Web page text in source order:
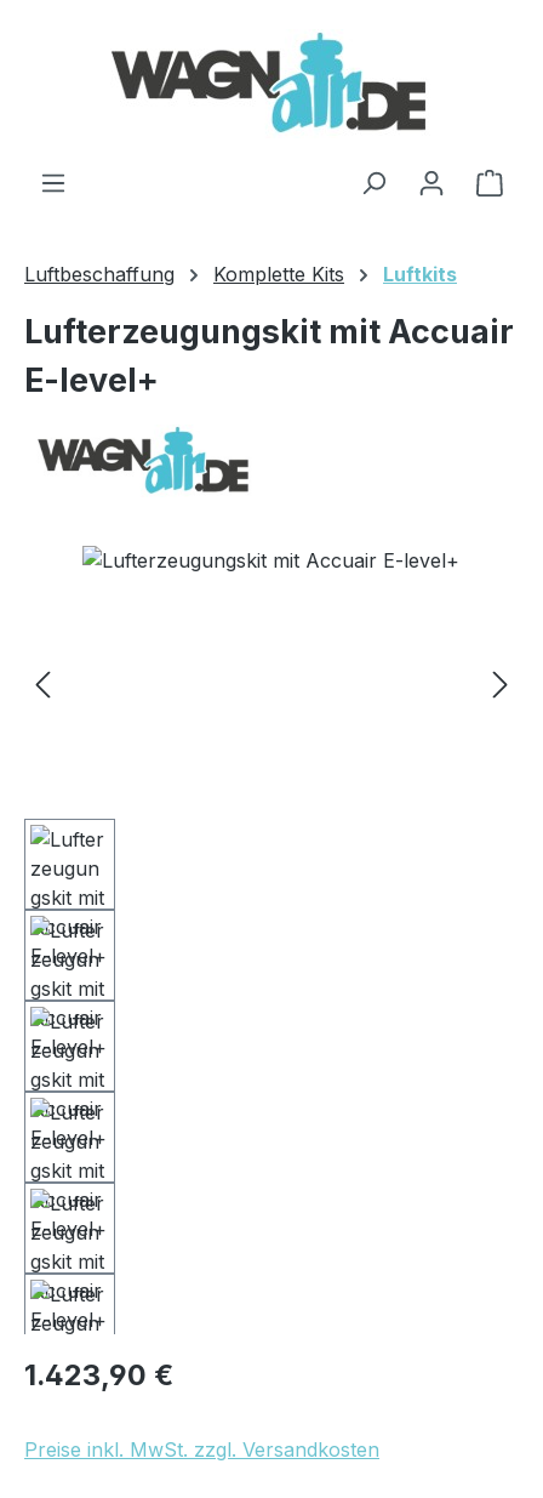
Luftbeschaffung Komplette Kits Luftkits
Lufterzeugungskit mit Accuair
E-level+
Bildergalerie überspringen
Regulärer Preis:
1.423,90 €
Preise inkl. MwSt. zzgl. Versandkosten